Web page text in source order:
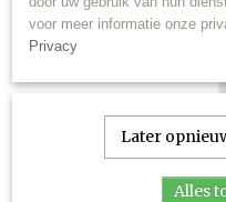
voor meer informatie onze
Privacy
Later
Alles